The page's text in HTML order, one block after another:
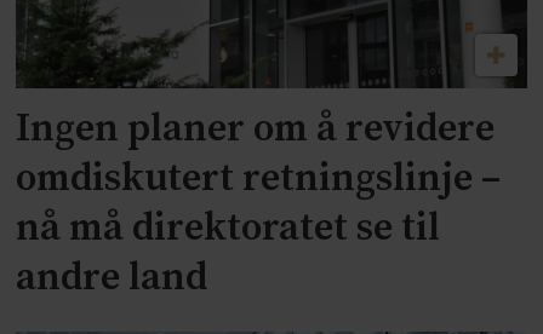
Ingen planer om å revidere
omdiskutert retningslinje –
nå må direktoratet se til
andre land